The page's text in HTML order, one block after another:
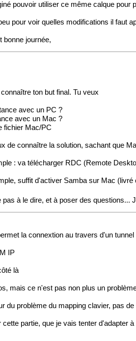
pouvoir utiliser ce même calque
pour voir quelles modifications il faut
bonne journée,
ton but final. Tu veux
avec un PC ?
avec un Mac ?
fichier Mac/PC
de connaître la solution, sachant que
: va télécharger RDC (Remote
suffit d'activer Samba sur Mac
pas à le dire, et à poser des
la connextion au travers d'un
IP
là
mais ce n'est pas non plus un
du problème du mapping clavier, pas
cette partie, que je vais tenter d'adapter